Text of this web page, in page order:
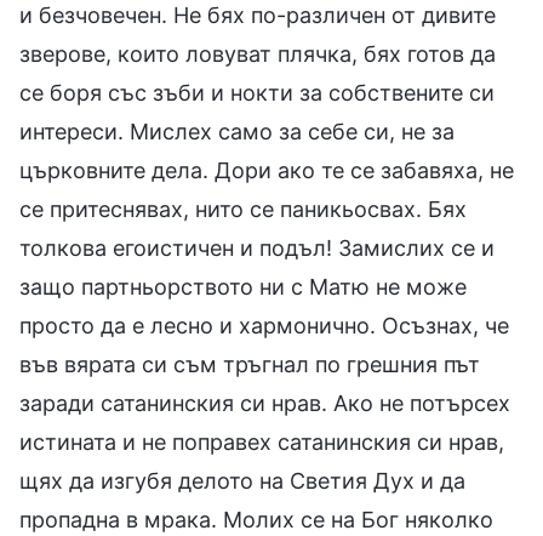
и безчовечен. Не бях по-различен от дивите
зверове, които ловуват плячка, бях готов да
се боря със зъби и нокти за собствените си
интереси. Мислех само за себе си, не за
църковните дела. Дори ако те се забавяха, не
се притеснявах, нито се паникьосвах. Бях
толкова егоистичен и подъл! Замислих се и
защо партньорството ни с Матю не може
просто да е лесно и хармонично. Осъзнах, че
във вярата си съм тръгнал по грешния път
заради сатанинския си нрав. Ако не потърсех
истината и не поправех сатанинския си нрав,
щях да изгубя делото на Светия Дух и да
пропадна в мрака. Молих се на Бог няколко